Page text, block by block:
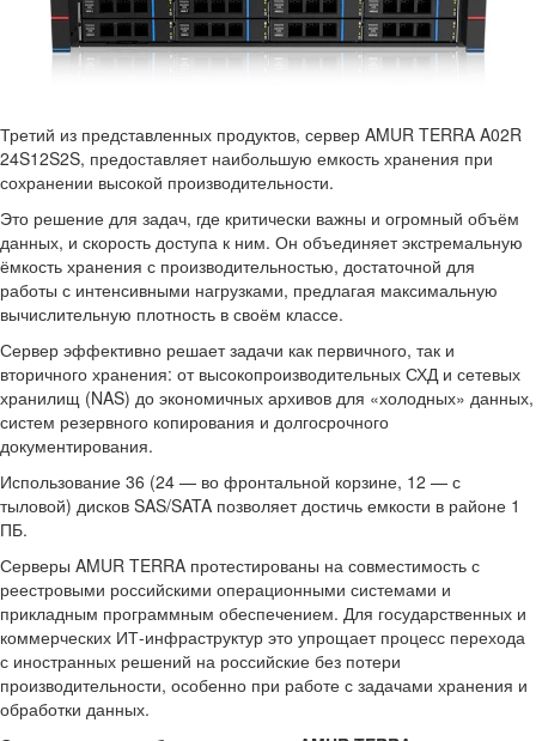
Третий из представленных продуктов, сервер AMUR TERRA A02R
24S12S2S, предоставляет наибольшую емкость хранения при
сохранении высокой производительности.
Это решение для задач, где критически важны и огромный объём
данных, и скорость доступа к ним. Он объединяет экстремальную
ёмкость хранения с производительностью, достаточной для
работы с интенсивными нагрузками, предлагая максимальную
вычислительную плотность в своём классе.
Сервер эффективно решает задачи как первичного, так и
вторичного хранения: от высокопроизводительных СХД и сетевых
хранилищ (NAS) до экономичных архивов для «холодных» данных,
систем резервного копирования и долгосрочного
документирования.
Использование 36 (24 — во фронтальной корзине, 12 — с
тыловой) дисков SAS/SATA позволяет достичь емкости в районе 1
ПБ.
Серверы AMUR TERRA протестированы на совместимость с
реестровыми российскими операционными системами и
прикладным программным обеспечением. Для государственных и
коммерческих ИТ-инфраструктур это упрощает процесс перехода
с иностранных решений на российские без потери
производительности, особенно при работе с задачами хранения и
обработки данных.